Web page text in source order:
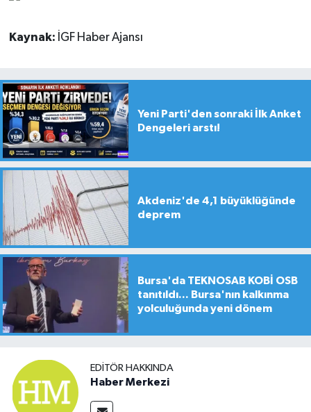
Kaynak: İGF Haber Ajansı
Yeni Parti'den sonraki İlk Anket
Dengeleri arstı!
Akdeniz'de 4,1 büyüklüğünde
deprem
Bursa'da TEKNOSAB KOBİ OSB
tanıtıldı... Bursa'nın kalkınma
yolculuğunda yeni dönem
EDITÖR HAKKINDA
Haber Merkezi